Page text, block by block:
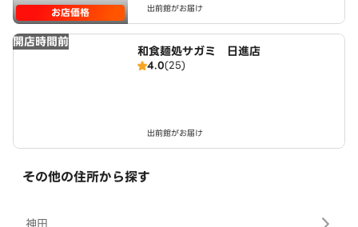
お店価格 出前館がお届け
開店時間前
和食麺処サガミ 日進店
4.0(25)
出前館がお届け
その他の住所から探す